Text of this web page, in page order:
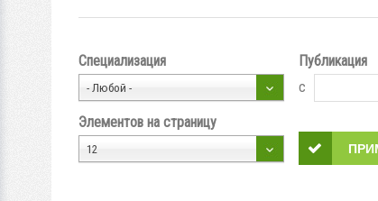
Специализация
- Любой -
Публикация
с
Элементов на страницу
12